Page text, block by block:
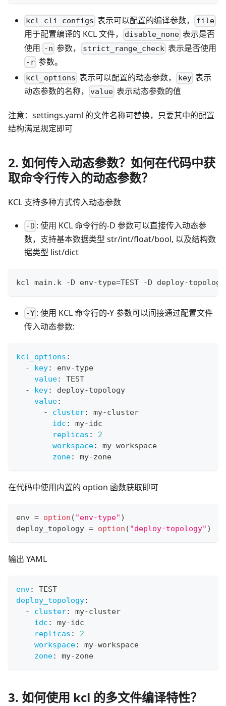
kcl_cli_configs 表示可以配置的编译参数， file
用于配置编译的 KCL 文件， disable_none 表示是否
使用 -n 参数， strict_range_check表示是否使用
-r 参数。
kcl_options 表示可以配置的动态参数， key表示
动态参数的名称，
value 表示动态参数的值
注意：settings.yaml 的文件名称可替换，只要其中的配置
结构满足规定即可
2. 如何传入动态参数？如何在代码中获
取命令行传入的动态参数？
KCL 支持多种方式传入动态参数
-D : 使用 KCL 命令行的-D 参数可以直接传入动态参
数，支持基本数据类型 str/int/float/bool, 以及结构数
据类型 list/dict
kcl main.k -D env-type=TEST -D deploy-topology
-Y : 使用 KCL 命令行的-Y 参数可以间接通过配置文件
传入动态参数:
kcl_options :
-
key: env-type
value:
TEST
-
key: deploy-topology
value:
-
cluster: my-cluster
idc : my-idc
replicas :
2
workspace: my-workspace
zone: my-zone
在代码中使用内置的 option 函数获取即可
env = option ( "env-type" )
deploy_topology = option ( "deploy-topology" )
输出 YAML
env:
TEST
deploy_topology:
-
cluster: my-cluster
idc : my-idc
replicas :
2
workspace: my-workspace
zone: my-zone
3. 如何使用 kcl 的多文件编译特性？